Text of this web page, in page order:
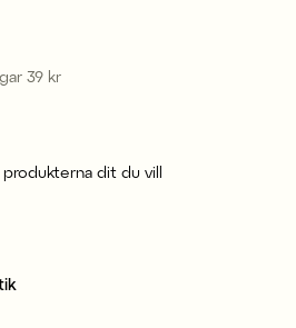
Pris:
39 kr
produkterna dit du vill